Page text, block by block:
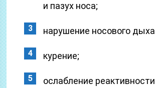
и пазух носа;
нарушение носового
курение;
ослабление